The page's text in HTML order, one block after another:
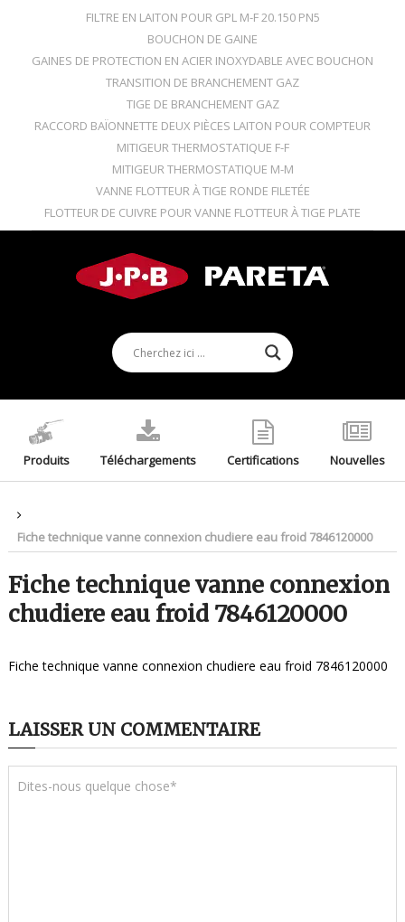
FILTRE EN LAITON POUR GPL M-F 20.150 PN5
BOUCHON DE GAINE
GAINES DE PROTECTION EN ACIER INOXYDABLE AVEC BOUCHON
TRANSITION DE BRANCHEMENT GAZ
TIGE DE BRANCHEMENT GAZ
RACCORD BAÏONNETTE DEUX PIÈCES LAITON POUR COMPTEUR
MITIGEUR THERMOSTATIQUE F-F
MITIGEUR THERMOSTATIQUE M-M
VANNE FLOTTEUR À TIGE RONDE FILETÉE
FLOTTEUR DE CUIVRE POUR VANNE FLOTTEUR À TIGE PLATE
Produits Téléchargements Certifications Nouvelles
Fiche technique vanne connexion chudiere eau froid 7846120000
Fiche technique vanne connexion
chudiere eau froid 7846120000
Fiche technique vanne connexion chudiere eau froid 7846120000
LAISSER UN COMMENTAIRE